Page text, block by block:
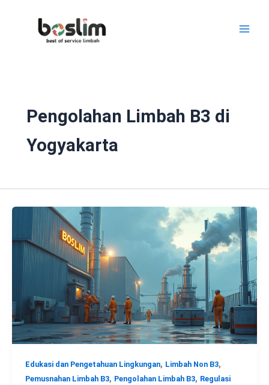
Pengolahan Limbah B3 di
Yogyakarta
Edukasi dan Pengetahuan Lingkungan, Limbah Non B3,
Pemusnahan Limbah B3, Pengolahan Limbah B3, Regulasi